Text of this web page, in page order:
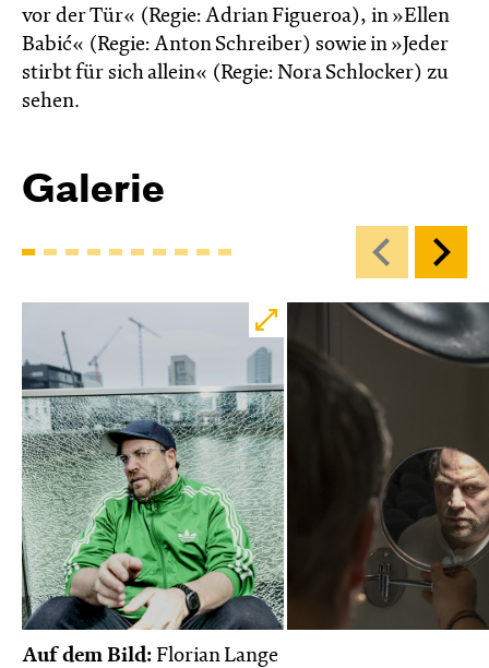
vor der Tür« (Regie: Adrian Figueroa), in »Ellen
Babić« (Regie: Anton Schreiber) sowie in »Jeder
stirbt für sich allein« (Regie: Nora Schlocker) zu
sehen.
Galerie
Auf dem Bild: Florian Lange